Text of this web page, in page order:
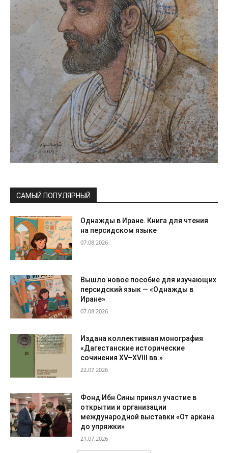
САМЫЙ ПОПУЛЯРНЫЙ
Однажды в Иране. Книга для чтения
на персидском языке
07.08.2026
Вышло новое пособие для изучающих
персидский язык — «Однажды в
Иране»
07.08.2026
Издана коллективная монография
«Дагестанские исторические
сочинения XV–XVIII вв.»
22.07.2026
Фонд Ибн Сины принял участие в
открытии и организации
международной выставки «От аркана
до упряжки»
21.07.2026